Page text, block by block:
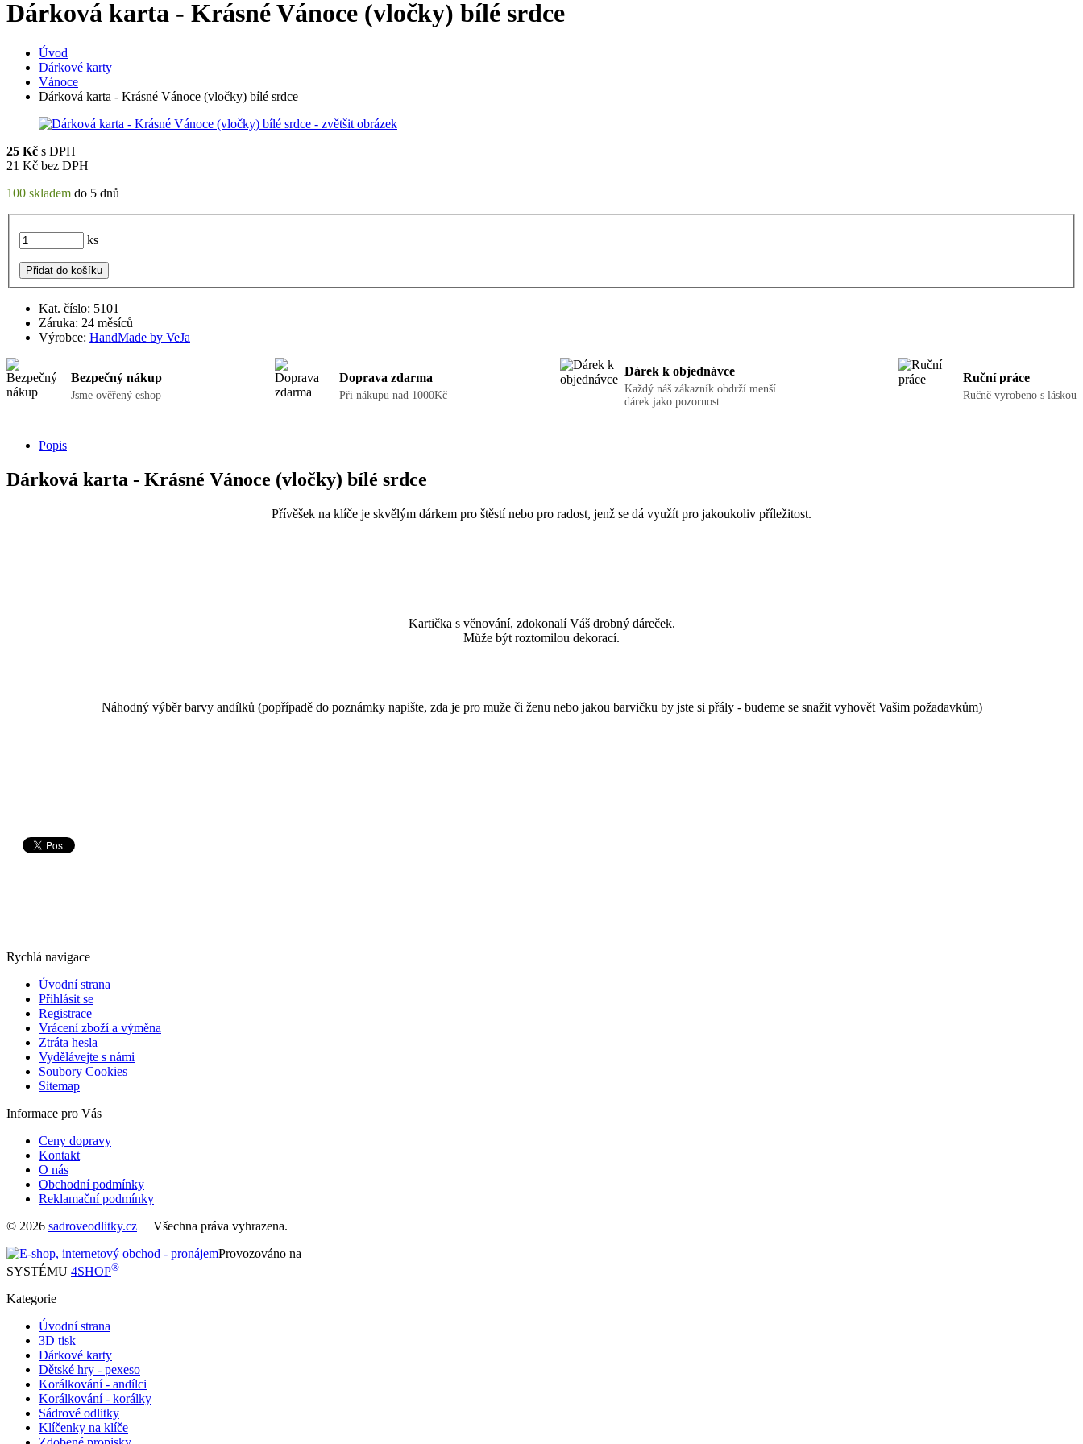
Dárková karta - Krásné Vánoce (vločky) bílé srdce
Úvod
Dárkové karty
Vánoce
Dárková karta - Krásné Vánoce (vločky) bílé srdce
25 Kč s DPH
21 Kč bez DPH
100 skladem do 5 dnů
ks
Přidat do košíku
Kat. číslo: 5101
Záruka: 24 měsíců
Výrobce: HandMade by VeJa
Bezpečný nákup
Jsme ověřený eshop
Doprava zdarma
Při nákupu nad 1000Kč
Dárek k objednávce
Každý náš zákazník obdrží menší
dárek jako pozornost
Ruční práce
Ručně vyrobeno s láskou
Popis
Dárková karta - Krásné Vánoce (vločky) bílé srdce
Přívěšek na klíče je skvělým dárkem pro štěstí nebo pro radost, jenž se dá využít pro jakoukoliv příležitost.
Kartička s věnování, zdokonalí Váš drobný dáreček.
Může být roztomilou dekorací.
Náhodný výběr barvy andílků (popřípadě do poznámky napište, zda je pro muže či ženu nebo jakou barvičku by jste si přály - budeme se snažit vyhovět Vašim požadavkům)
Rychlá navigace
Úvodní strana
Přihlásit se
Registrace
Vrácení zboží a výměna
Ztráta hesla
Vydělávejte s námi
Soubory Cookies
Sitemap
Informace pro Vás
Ceny dopravy
Kontakt
O nás
Obchodní podmínky
Reklamační podmínky
© 2026 sadroveodlitky.cz Všechna práva vyhrazena.
Provozováno na
SYSTÉMU 4SHOP®
Kategorie
Úvodní strana
3D tisk
Dárkové karty
Dětské hry - pexeso
Korálkování - andílci
Korálkování - korálky
Sádrové odlitky
Klíčenky na klíče